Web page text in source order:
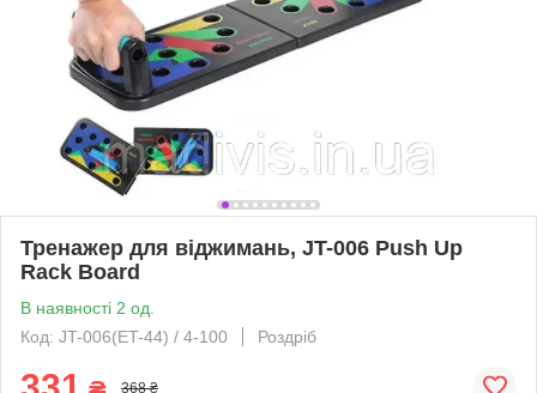
Тренажер для віджимань, JT-006 Push Up
Rack Board
В наявності 2 од.
Код: JT-006(ET-44) / 4-100
Роздріб
368 ₴